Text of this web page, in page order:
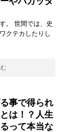
。 世間では、史
クテカしたりし
事で得られ
は！？人生
って本当な